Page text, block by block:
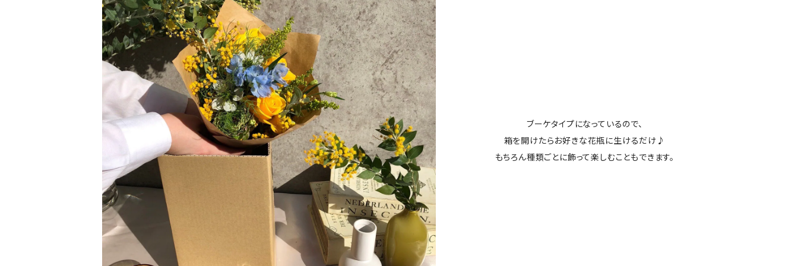
ブーケタイプになっているので、
箱を開けたらお好きな花瓶に生けるだけ♪
もちろん種類ごとに飾って楽しむこともできます。